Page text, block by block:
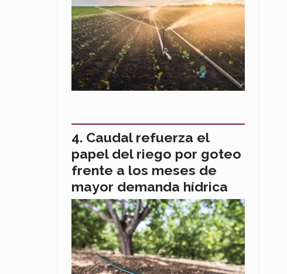
Caudal refuerza el
papel del riego por goteo
frente a los meses de
mayor demanda hídrica